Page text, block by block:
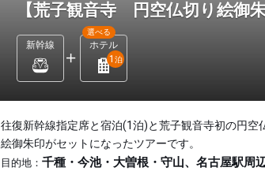
【荒子観音寺 円空仏切り絵御
新幹線 ホテル
選べる
1 泊
往復新幹線指定席と宿泊(1泊)と荒子観音寺初の円空
絵御朱印がセットになったツアーです。
目的地： 千種・今池・大曽根・守山、名古屋駅周